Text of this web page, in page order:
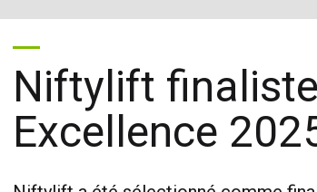
Niftylift
Excellence